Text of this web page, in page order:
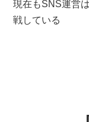
現在もSNS運営
戦している